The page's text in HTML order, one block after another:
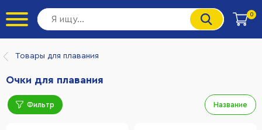
0
Товары для плавания
Очки для плавания
Фильтр Название